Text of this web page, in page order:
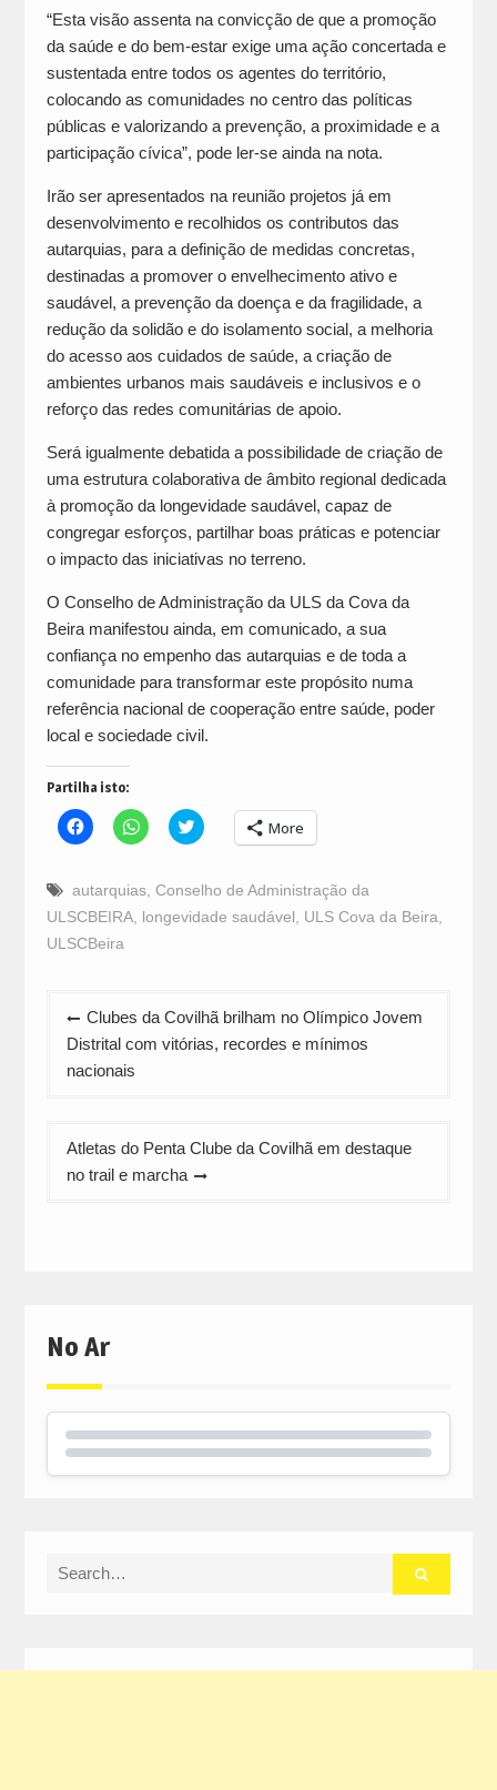
“Esta visão assenta na convicção de que a promoção
da saúde e do bem-estar exige uma ação concertada e
sustentada entre todos os agentes do território,
colocando as comunidades no centro das políticas
públicas e valorizando a prevenção, a proximidade e a
participação cívica”, pode ler-se ainda na nota.
Irão ser apresentados na reunião projetos já em
desenvolvimento e recolhidos os contributos das
autarquias, para a definição de medidas concretas,
destinadas a promover o envelhecimento ativo e
saudável, a prevenção da doença e da fragilidade, a
redução da solidão e do isolamento social, a melhoria
do acesso aos cuidados de saúde, a criação de
ambientes urbanos mais saudáveis e inclusivos e o
reforço das redes comunitárias de apoio.
Será igualmente debatida a possibilidade de criação de
uma estrutura colaborativa de âmbito regional dedicada
à promoção da longevidade saudável, capaz de
congregar esforços, partilhar boas práticas e potenciar
o impacto das iniciativas no terreno.
O Conselho de Administração da ULS da Cova da
Beira manifestou ainda, em comunicado, a sua
confiança no empenho das autarquias e de toda a
comunidade para transformar este propósito numa
referência nacional de cooperação entre saúde, poder
local e sociedade civil.
Partilha isto:
Click
to
Facebook
(Opens
in
new
window)
Click
to
WhatsApp
(Opens
in
new
Click
to
Twitter
(Opens
in
new
More
autarquias, Conselho de Administração da
ULSCBEIRA, longevidade saudável ULS Cova da Beira
ULSCBeira
Navegação
de
artigos
Clubes da Covilhã brilham no Olímpico Jovem
Distrital com vitórias, recordes e mínimos
nacionais
Atletas do Penta Clube da Covilhã em destaque
no trail e marcha
No Ar
Search